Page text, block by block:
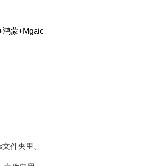
件夹里。